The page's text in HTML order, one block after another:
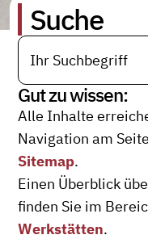
Suche
Gut zu wissen:
Alle Inhalte
Navigation am
Sitemap.
Einen Überblick
finden Sie im
Werkstätten.